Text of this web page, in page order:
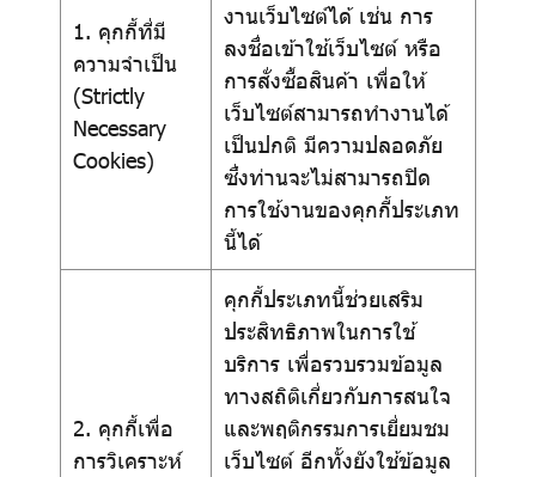
1. คุกกี้ที่มี
ความจำเป็น
(Strictly
Necessary
Cookies)
งานเว็บไซต์ได้ เช่น การ
ลงชื่อเข้าใช้เว็บไซต์ หรือ
การสั่งซื้อสินค้า เพื่อให้
เว็บไซต์สามารถทำงานได้
เป็นปกติ มีความปลอดภัย
ซึ่งท่านจะไม่สามารถปิด
การใช้งานของคุกกี้ประเภท
นี้ได้
2. คุกกี้เพื่อ
การวิเคราะห์
คุกกี้ประเภทนี้ช่วยเสริม
ประสิทธิภาพในการใช้
บริการ เพื่อรวบรวมข้อมูล
ทางสถิติเกี่ยวกับการสนใจ
และพฤติกรรมการเยี่ยมชม
เว็บไซต์ อีกทั้งยังใช้ข้อมูล